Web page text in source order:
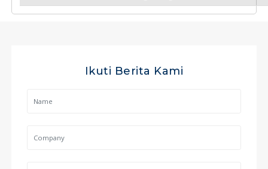
Ikuti Berita Kami